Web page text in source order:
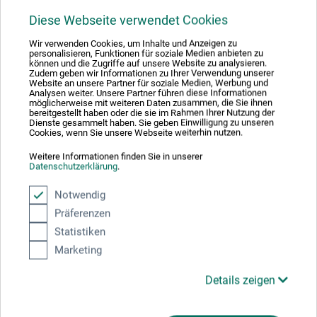
Diese Webseite verwendet Cookies
Wir verwenden Cookies, um Inhalte und Anzeigen zu
personalisieren, Funktionen für soziale Medien anbieten zu
können und die Zugriffe auf unsere Website zu analysieren.
Zudem geben wir Informationen zu Ihrer Verwendung unserer
Website an unsere Partner für soziale Medien, Werbung und
Analysen weiter. Unsere Partner führen diese Informationen
möglicherweise mit weiteren Daten zusammen, die Sie ihnen
bereitgestellt haben oder die sie im Rahmen Ihrer Nutzung der
Dienste gesammelt haben. Sie geben Einwilligung zu unseren
Cookies, wenn Sie unsere Webseite weiterhin nutzen.
Weitere Informationen finden Sie in unserer
Datenschutzerklärung.
Notwendig
Präferenzen
Statistiken
Marketing
Details zeigen
Caran d’Ache Vertriebs GmbH Deutschland
Am Stadtrand 52
22047 Hamburg
DEUTSCHLAND
Kunden kauften auch